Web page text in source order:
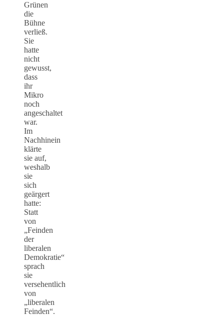
Grünen
die
Bühne
verließ.
Sie
hatte
nicht
gewusst,
dass
ihr
Mikro
noch
angeschaltet
war.
Im
Nachhinein
klärte
sie auf,
weshalb
sie
sich
geärgert
hatte:
Statt
von
„Feinden
der
liberalen
Demokratie“
sprach
sie
versehentlich
von
„liberalen
Feinden“.